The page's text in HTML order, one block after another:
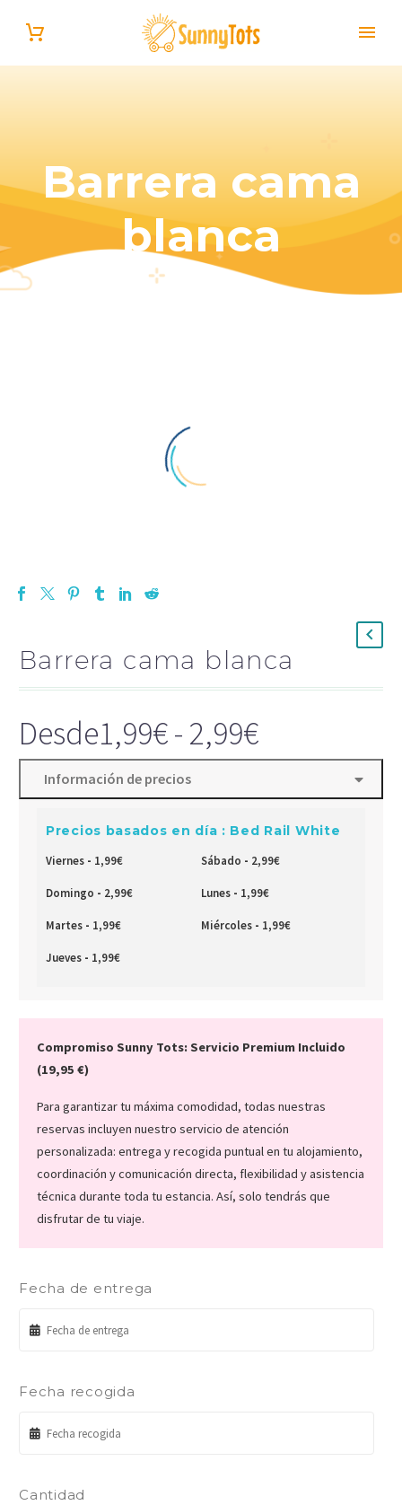
Español
Barrera cama
blanca
Barrera cama blanca
Desde1,99€- 2,99€
Información de precios
Precios basados en día : Bed Rail White
Viernes - 1,99€ Sábado - 2,99€
Domingo - 2,99€ Lunes - 1,99€
Martes - 1,99€ Miércoles - 1,99€
Jueves - 1,99€
Compromiso Sunny Tots: Servicio Premium Incluido
(19,95 €)
Para garantizar tu máxima comodidad, todas nuestras
reservas incluyen nuestro servicio de atención
personalizada: entrega y recogida puntual en tu alojamiento,
coordinación y comunicación directa, flexibilidad y asistencia
técnica durante toda tu estancia. Así, solo tendrás que
disfrutar de tu viaje.
Fecha de entrega
Fecha recogida
Cantidad